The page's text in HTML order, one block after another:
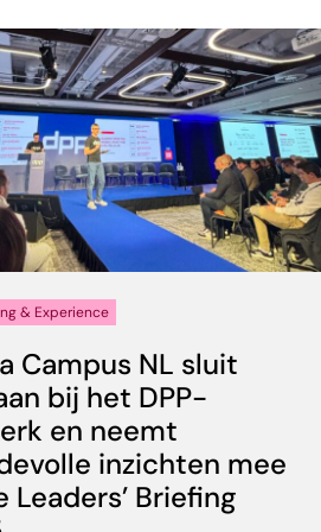
& Experience
Campus NL sluit
bij het DPP-
en neemt
inzichten mee
Leaders’ Briefing